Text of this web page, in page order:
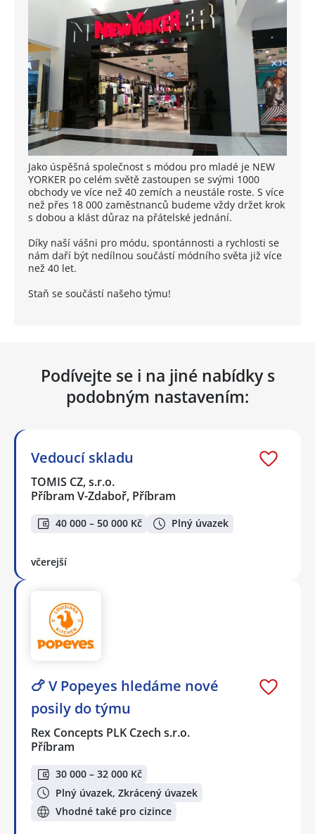
Jako úspěšná společnost s módou pro mladé je NEW
YORKER po celém světě zastoupen se svými 1000
obchody ve více než 40 zemích a neustále roste. S více
než přes 18 000 zaměstnanců budeme vždy držet krok
s dobou a klást důraz na přátelské jednání.
Díky naší vášni pro módu, spontánnosti a rychlosti se
nám daří být nedílnou součástí módního světa již více
než 40 let.
Staň se součástí našeho týmu!
Podívejte se i na jiné nabídky s
podobným nastavením:
Vedoucí skladu
TOMIS CZ, s.r.o.
Příbram V-Zdaboř, Příbram
40 000 – 50 000 Kč Plný úvazek
včerejší
🍗 V Popeyes hledáme nové
posily do týmu
Rex Concepts PLK Czech s.r.o.
Příbram
30 000 – 32 000 Kč
Plný úvazek, Zkrácený úvazek
Vhodné také pro cizince